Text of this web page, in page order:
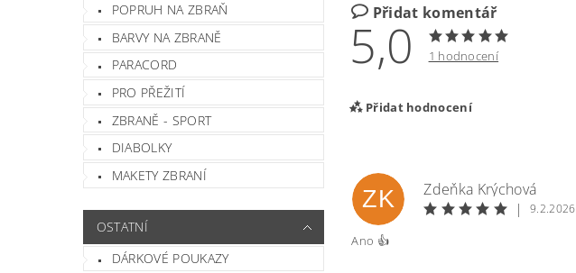
POPRUH NA ZBRAŇ
BARVY NA ZBRANĚ
PARACORD
PRO PŘEŽITÍ
ZBRANĚ - SPORT
DIABOLKY
MAKETY ZBRANÍ
OSTATNÍ
DÁRKOVÉ POUKAZY
Přidat komentář
5,0 1 hodnocení
Přidat hodnocení
ZK
Zdeňka Krýchová
|
9.2.2026
Ano 👍